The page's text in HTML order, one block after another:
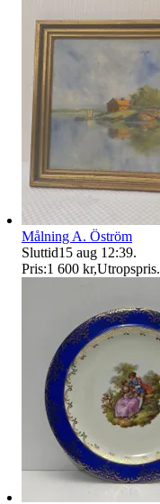
Målning A. Öström
Sluttid15 aug 12:39.
Pris:1 600 kr,Utropspris.